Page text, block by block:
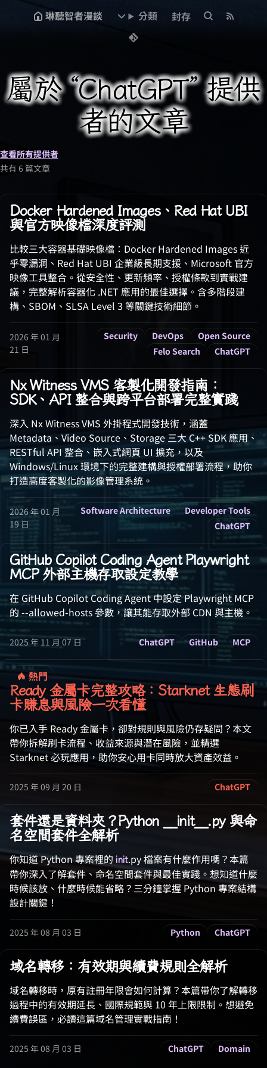
琳聽智者漫談 分類 封存
屬於 “ChatGPT” 提供
者的文章
查看所有提供者
共有 6 篇文章
Docker Hardened Images、Red Hat UBI
與官方映像檔深度評測
比較三大容器基礎映像檔：Docker Hardened Images 近
乎零漏洞、Red Hat UBI 企業級長期支援、Microsoft 官方
映像工具整合。從安全性、更新頻率、授權條款到實戰建
議，完整解析容器化 .NET 應用的最佳選擇。含多階段建
構、SBOM、SLSA Level 3 等關鍵技術細節。
2026 年 01 月
21 日
Security DevOps
Open Source
Felo Search
ChatGPT
Nx Witness VMS 客製化開發指南：
SDK、API 整合與跨平台部署完整實踐
深入 Nx Witness VMS 外掛程式開發技術，涵蓋
Metadata、Video Source、Storage 三大 C++ SDK 應用、
RESTful API 整合、嵌入式網頁 UI 擴充，以及
Windows/Linux 環境下的完整建構與授權部署流程，助你
打造高度客製化的影像管理系統。
2026 年 01 月
19 日
Software Architecture
Developer Tools
ChatGPT
GitHub Copilot Coding Agent Playwright
MCP 外部主機存取設定教學
在 GitHub Copilot Coding Agent 中設定 Playwright MCP
的 --allowed-hosts 參數，讓其能存取外部 CDN 與主機。
2025 年 11 月 07 日 ChatGPT GitHub MCP
熱門
Ready 金屬卡完整攻略：Starknet 生態刷
卡賺息與風險一次看懂
你已入手 Ready 金屬卡，卻對規則與風險仍存疑問？本文
帶你拆解刷卡流程、收益來源與潛在風險，並精選
Starknet 必玩應用，助你安心用卡同時放大資產效益。
2025 年 09 月 20 日 ChatGPT
套件還是資料夾？Python __init__.py 與命
名空間套件全解析
你知道 Python 專案裡的 init.py 檔案有什麼作用嗎？本篇
帶你深入了解套件、命名空間套件與最佳實踐。想知道什麼
時候該放、什麼時候能省略？三分鐘掌握 Python 專案結構
設計關鍵！
2025 年 08 月 03 日 Python ChatGPT
域名轉移：有效期與續費規則全解析
域名轉移時，原有註冊年限會如何計算？本篇帶你了解轉移
過程中的有效期延長、國際規範與 10 年上限限制。想避免
續費誤區，必讀這篇域名管理實戰指南！
2025 年 08 月 03 日 ChatGPT Domain